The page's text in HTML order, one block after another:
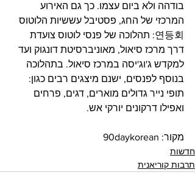
בודהה ולא ביום עצמו. כך גם האירוע
המרכזי של החג, פסטיבל עששיות הלוטוס
연등회: תהלוכה של פנסי לוטוס צועדת
דרך מרכז סיאול, מאוניברסיטת דונגוק ועד
למקדש ג'וג'יסה במרכז סיאול. בתהלוכה
בנוסף לפנסים, ישנם מיצגים רבים כגון:
תופי נייר גדולים מוארים, דגים, פרחים
ואפילו דרקונים יורקי אש.
מקור: 90daykorean
חדשות
תרבות קוריאנית